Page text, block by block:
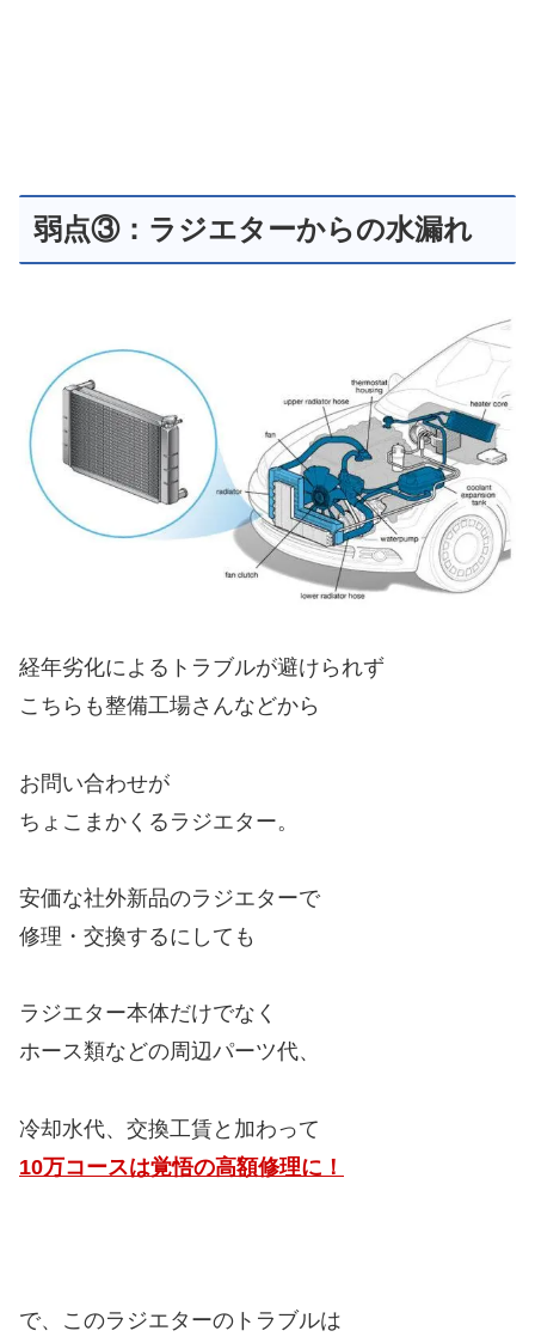
弱点③：ラジエターからの水漏れ
経年劣化によるトラブルが避けられず
こちらも整備工場さんなどから
お問い合わせが
ちょこまかくるラジエター。
安価な社外新品のラジエターで
修理・交換するにしても
ラジエター本体だけでなく
ホース類などの周辺パーツ代、
冷却水代、交換工賃と加わって
10万コースは覚悟の高額修理に！
で、このラジエターのトラブルは